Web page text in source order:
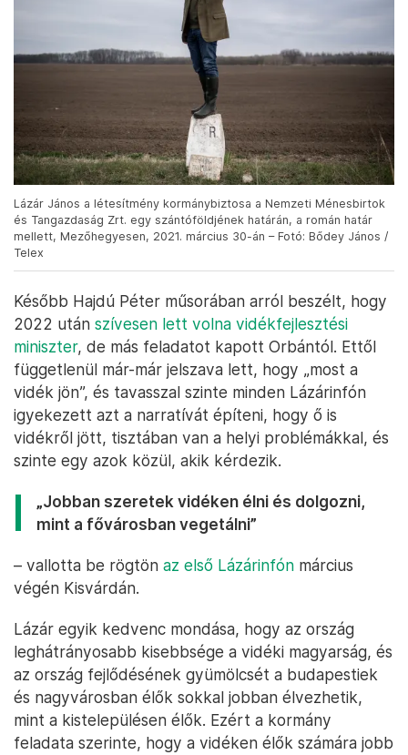
Lázár János a létesítmény kormánybiztosa a Nemzeti Ménesbirtok
és Tangazdaság Zrt. egy szántóföldjének határán, a román határ
mellett, Mezőhegyesen, 2021. március 30-án – Fotó: Bődey János /
Telex
Később Hajdú Péter műsorában arról beszélt, hogy
2022 után szívesen lett volna vidékfejlesztési
miniszter, de más feladatot kapott Orbántól. Ettől
függetlenül már-már jelszava lett, hogy „most a
vidék jön”, és tavasszal szinte minden Lázárinfón
igyekezett azt a narratívát építeni, hogy ő is
vidékről jött, tisztában van a helyi problémákkal, és
szinte egy azok közül, akik kérdezik.
„Jobban szeretek vidéken élni és dolgozni,
mint a fővárosban vegetálni”
– vallotta be rögtön az első Lázárinfón március
végén Kisvárdán.
Lázár egyik kedvenc mondása, hogy az ország
leghátrányosabb kisebbsége a vidéki magyarság, és
az ország fejlődésének gyümölcsét a budapestiek
és nagyvárosban élők sokkal jobban élvezhetik,
mint a kistelepülésen élők. Ezért a kormány
feladata szerinte, hogy a vidéken élők számára jobb